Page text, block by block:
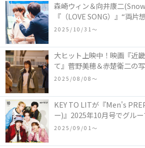
森崎ウィン＆向井康二
『（LOVE SONG）』“両片
会！ソウタとカイ、切なさ
2025/10/31〜
大ヒット上映中！映画『近
て』菅野美穂＆赤楚衛二の
なお札”の正体とは！？
2025/08/08〜
KEY TO LITが『Men's
ー)』2025年10月号でグル
る！高橋恭平(なにわ男子)
ト、リムレスメガネを身に
2025/09/01〜